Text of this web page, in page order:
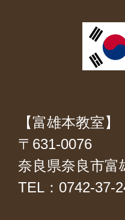
【富雄本教室】
〒631-0076
奈良県奈良市富
TEL：0742-37-